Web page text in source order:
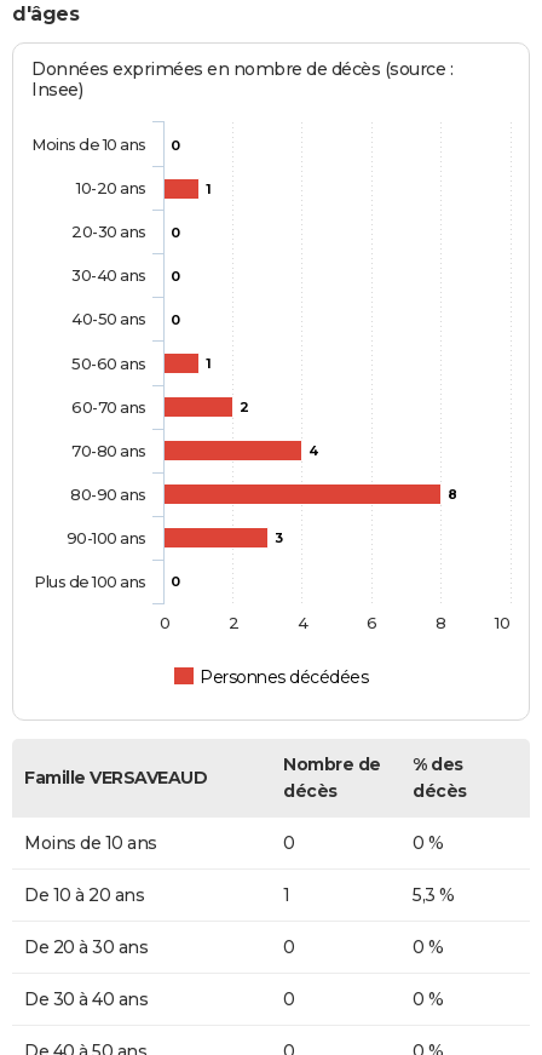
d'âges
Données exprimées en nombre de décès (source :
Insee)
0
1
0
0
0
1
2
4
8
3
0
Personnes décédées
Moins de 10 ans
10-20 ans
20-30 ans
30-40 ans
40-50 ans
50-60 ans
60-70 ans
70-80 ans
80-90 ans
90-100 ans
Plus de 100 ans
0 2 4 6 8 10
Famille VERSAVEAUD
Nombre de
décès
% des
décès
Moins de 10 ans 0 0 %
De 10 à 20 ans 1 5,3 %
De 20 à 30 ans 0 0 %
De 30 à 40 ans 0 0 %